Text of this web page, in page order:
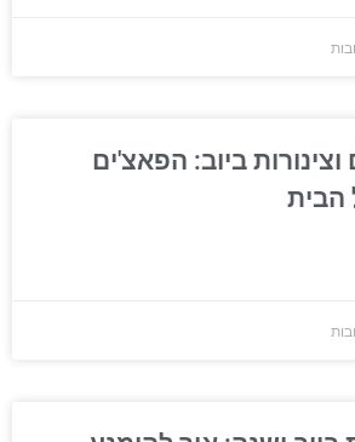
וצינורות ביוב: הפאצ'ים
הבית